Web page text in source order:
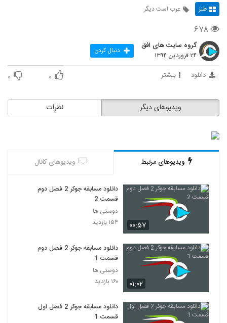
طنز عرب است دیگر
۶۷۸
گروه سایت های افق
۲۴ فروردین ۱۳۹۴ دنبال کردن
دانلود بیشتر ۰ ۰
نظرات ویدیوهای دیگر
ویدیوهای مرتبط ویدیوهای کانال
۰۰:۵۷
دانلود مسابقه جوکر 2 فصل دوم
قسمت 2
دوستی ها
۱۵۴ بازدید
۰۱:۰۲
دانلود مسابقه جوکر 2 فصل دوم
قسمت 1
دوستی ها
۱۶۰ بازدید
دانلود مسابقه جوکر 2 فصل اول
قسمت 1